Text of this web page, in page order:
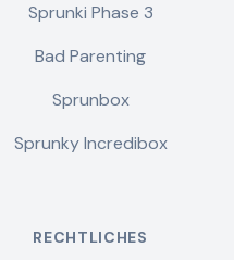
Sprunki Phase 3
Bad Parenting
Sprunbox
Sprunky Incredibox
RECHTLICHES